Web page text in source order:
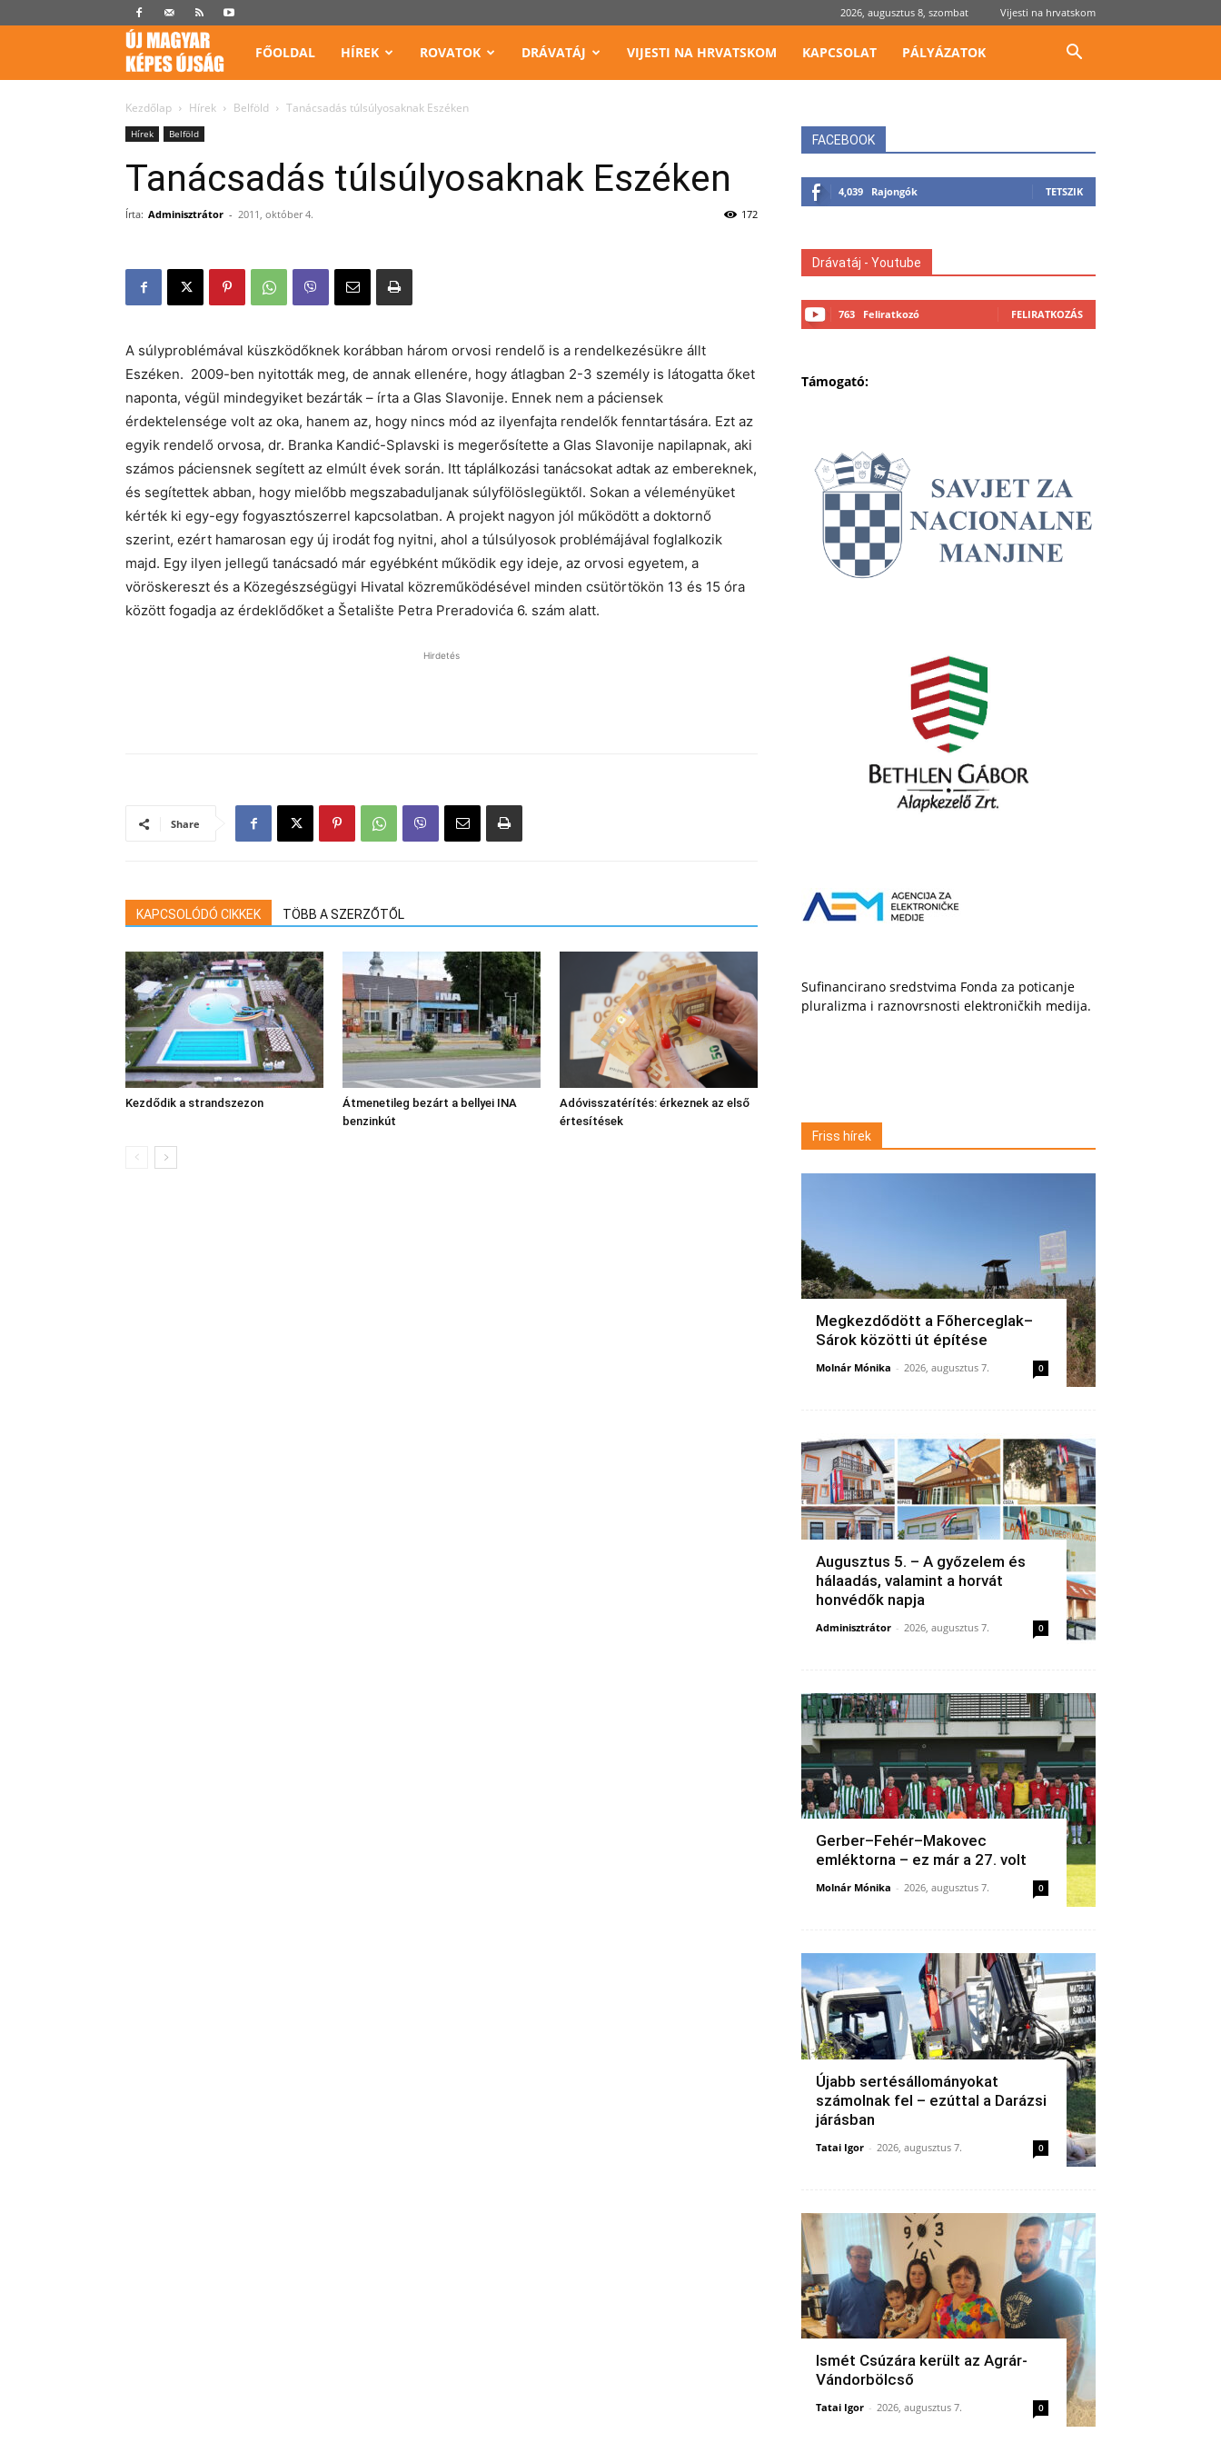
2026, augusztus 8, szombat Vijesti na hrvatskom
Képes
Újság
FŐOLDAL HÍREK ROVATOK DRÁVATÁJ VIJESTI NA HRVATSKOM KAPCSOLAT PÁLYÁZATOK
Kezdőlap Hírek Belföld Tanácsadás túlsúlyosaknak Eszéken
Hírek Belföld
Tanácsadás túlsúlyosaknak Eszéken
Írta: Adminisztrátor - 2011, október 4. 172
A súlyproblémával küszködőknek korábban három orvosi rendelő is a rendelkezésükre állt
Eszéken. 2009-ben nyitották meg, de annak ellenére, hogy átlagban 2-3 személy is látogatta őket
naponta, végül mindegyiket bezárták – írta a Glas Slavonije. Ennek nem a páciensek
érdektelensége volt az oka, hanem az, hogy nincs mód az ilyenfajta rendelők fenntartására. Ezt az
egyik rendelő orvosa, dr. Branka Kandić-Splavski is megerősítette a Glas Slavonije napilapnak, aki
számos páciensnek segített az elmúlt évek során. Itt táplálkozási tanácsokat adtak az embereknek,
és segítettek abban, hogy mielőbb megszabaduljanak súlyfölöslegüktől. Sokan a véleményüket
kérték ki egy-egy fogyasztószerrel kapcsolatban. A projekt nagyon jól működött a doktornő
szerint, ezért hamarosan egy új irodát fog nyitni, ahol a túlsúlyosok problémájával foglalkozik
majd. Egy ilyen jellegű tanácsadó már egyébként működik egy ideje, az orvosi egyetem, a
vöröskereszt és a Közegészségügyi Hivatal közreműködésével minden csütörtökön 13 és 15 óra
között fogadja az érdeklődőket a Šetalište Petra Preradovića 6. szám alatt.
Hirdetés
Share
KAPCSOLÓDÓ CIKKEK TÖBB A SZERZŐTŐL
Kezdődik a strandszezon
Átmenetileg bezárt a bellyei INA
benzinkút
Adóvisszatérítés: érkeznek az első
értesítések
FACEBOOK
4,039 Rajongók TETSZIK
Drávatáj - Youtube
763 Feliratkozó FELIRATKOZÁS
Támogató:
Sufinancirano sredstvima Fonda za poticanje
pluralizma i raznovrsnosti elektroničkih medija.
Friss hírek
Megkezdődött a Főherceglak–
Sárok közötti út építése
Molnár Mónika - 2026, augusztus 7. 0
Augusztus 5. – A győzelem és
hálaadás, valamint a horvát
honvédők napja
Adminisztrátor - 2026, augusztus 7. 0
Gerber–Fehér–Makovec
emléktorna – ez már a 27. volt
Molnár Mónika - 2026, augusztus 7. 0
Újabb sertésállományokat
számolnak fel – ezúttal a Darázsi
járásban
Tatai Igor - 2026, augusztus 7. 0
Ismét Csúzára került az Agrár-
Vándorbölcső
Tatai Igor - 2026, augusztus 7. 0